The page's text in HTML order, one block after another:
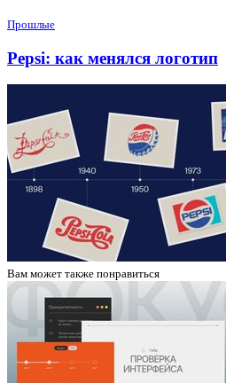
Прошлые
Pepsi: как менялся логотип
Вам может также понравиться